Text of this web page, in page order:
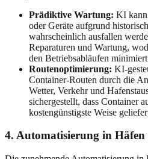
Prädiktive Wartung: KI kann
oder Geräte aufgrund
wahrscheinlich ausfallen
Reparaturen und Wartung,
den Betriebsabläufen
Routenoptimierung: KI-
Container-Routen durch die
Wetter, Verkehr und
sichergestellt, dass Container
kostengünstigste Weise
4. Automatisierung in Häfen